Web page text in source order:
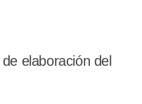
elaboración del